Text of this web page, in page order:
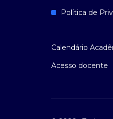
Política de
Calendário
Acesso docente